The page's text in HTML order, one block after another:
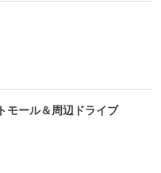
モール＆周辺ドライブ